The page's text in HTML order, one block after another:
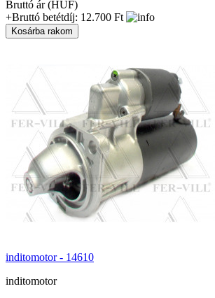
Bruttó ár (HUF)
+Bruttó betétdíj: 12.700 Ft
inditomotor - 14610
inditomotor